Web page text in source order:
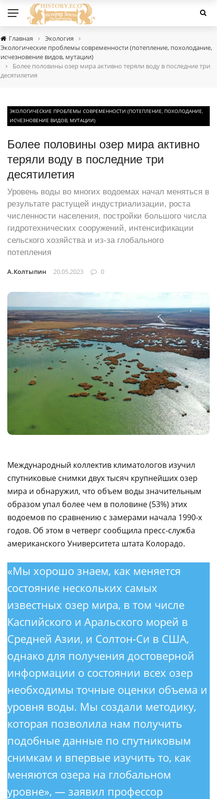
Главная › Экология ›
Экологические проблемы современности (потепление, похолодание,
исчезновение видов, мутации)
›
Более половины озер мира активно теряли воду в последние три
десятилетия
ЭКОЛОГИЧЕСКИЕ ПРОБЛЕМЫ СОВРЕМЕННОСТИ (ПОТЕПЛЕНИЕ, ПОХОЛОДАНИЕ,
ИСЧЕЗНОВЕНИЕ ВИДОВ, МУТАЦИИ)
Более половины озер мира активно
теряли воду в последние три
десятилетия
Уровень воды во многих водоемах начал меняться в
результате растущей индустриализации, роста
численности населения, постройки большого числа
гидротехнических сооружений, интенсификации
сельского хозяйства и из-за глобального
потепления
А.Колтыпин 20.05.2023 0
Международный коллектив климатологов изучил
спутниковые снимки двух тысяч крупнейших озер
мира и обнаружил, что объем воды значительным
образом упал более чем в половине (53%) этих
водоемов по сравнению с замерами начала 1990-х
годов. Об этом в четверг сообщила пресс-служба
американского Университета штата Колорадо.
«Мы хорошо знаем, как меняется
состояние нескольких самых
известных озер мира, в том числе
Каспийского и Аральского морей в
Средней Азии, и Солтон-Си в США,
однако для получения достоверной
информации о состоянии всех озер
необходимы точные оценки объема и
уровня воды. Мы создали методику,
которая позволила нам получить
подобные данные по спутниковым
снимкам и впервые изучить то, как
меняются озера на глобальном
уровне», — заявил профессор